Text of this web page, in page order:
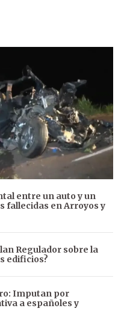
entre un auto y un
fallecidas en Arroyos y
Regulador sobre la
edificios?
Imputan por
a españoles y